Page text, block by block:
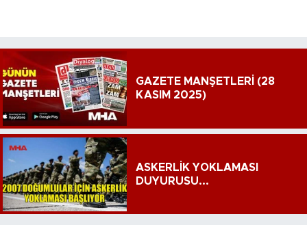
GAZETE MANŞETLERİ (28
KASIM 2025)
ASKERLİK YOKLAMASI
DUYURUSU...